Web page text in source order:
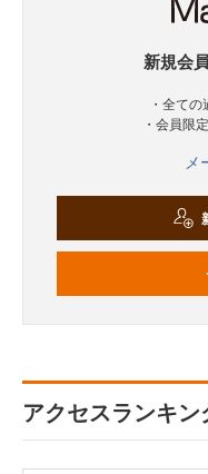
新規会
・全て
・会員限
メ
アクセスランキン